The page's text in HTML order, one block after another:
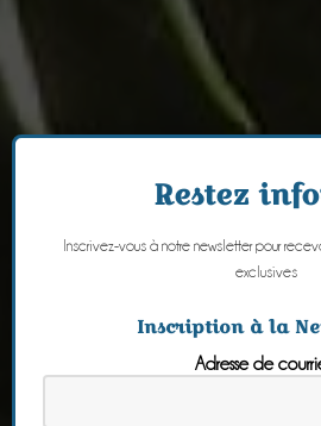
Restez
Inscrivez-vous à notre newsletter pour
exclusives
Inscription à la
Adresse de